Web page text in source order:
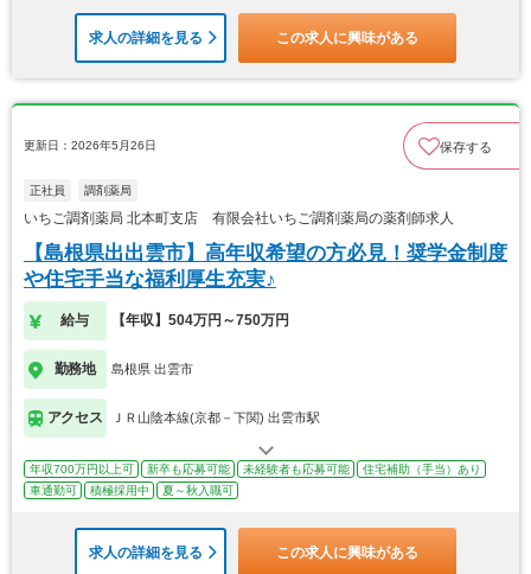
求人の詳細を見る この求人に興味がある
更新日：2026年5月26日 保存する
正社員 調剤薬局
いちご調剤薬局 北本町支店 有限会社いちご調剤薬局の薬剤師求人
【島根県出出雲市】高年収希望の方必見！奨学金制度
や住宅手当な福利厚生充実♪
給与 【年収】504万円～750万円
勤務地 島根県 出雲市
アクセス ＪＲ山陰本線(京都－下関) 出雲市駅
年収700万円以上可 新卒も応募可能 未経験者も応募可能
住宅補助（手当）あり
車通勤可
積極採用中 夏～秋入職可
求人の詳細を見る この求人に興味がある